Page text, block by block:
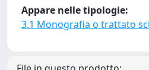
Appare nelle tipologie:
3.1 Monografia o trattato